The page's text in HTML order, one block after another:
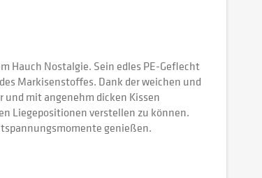
Hauch Nostalgie. Sein edles PE-Geflecht
Markisenstoffes. Dank der weichen und
mit angenehm dicken Kissen
Liegepositionen verstellen zu können.
genießen.